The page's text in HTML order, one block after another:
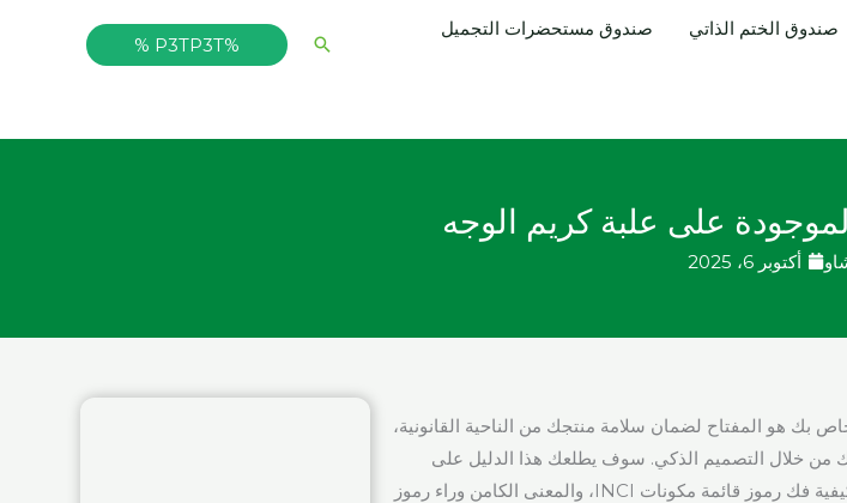
صندوق الختم الذاتي
صندوق مستحضرات التجميل
البحث %P3TP3T %
على علبة كريم الوجه
أكتوبر 6، 2025
بك هو المفتاح لضمان سلامة منتجك من الناحية القانونية،
من خلال التصميم الذكي. سوف يطلعك هذا الدليل على
اللوائح الأساسية لملصقات مستحضرات التجميل، وكيفية فك رموز قائمة مكونات INCI، والمعنى الكامن وراء رموز